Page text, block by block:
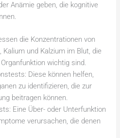
Anämie geben, die kognitive
die Konzentrationen von
und Kalzium im Blut, die
wichtig sind.
Diese können helfen,
zu identifizieren, die zur
beitragen können.
Eine Über- oder Unterfunktion
verursachen, die denen